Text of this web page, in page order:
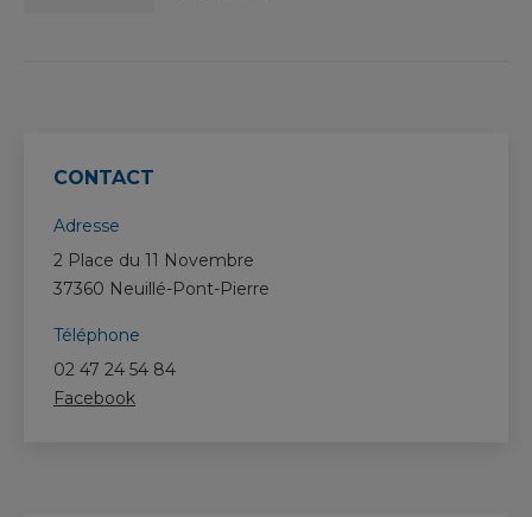
CONTACT
Adresse
2 Place du 11 Novembre
37360 Neuillé-Pont-Pierre
Téléphone
02 47 24 54 84
Facebook